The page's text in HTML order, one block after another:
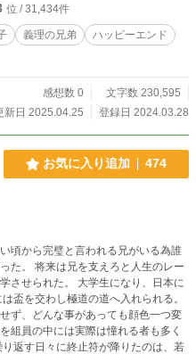
位 / 31,434件
義理の兄弟
ハッピーエンド
感想数 0
文字数 230,595
新日 2025.04.25
登録日 2024.03.28
お気に入り追加 474
頃から完璧と言われる兄がいる為誰
人生のレー
大学生になり、日本に
盃を交わし極道の道へ入れられる。
ず、どんな事があっても顔色一つ変
組員の中には実際は憧れる者も多く